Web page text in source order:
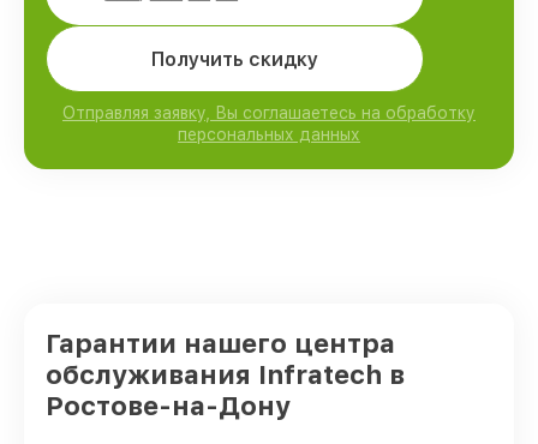
Получить скидку
Отправляя заявку, Вы соглашаетесь на обработку
персональных данных
Гарантии нашего центра
обслуживания Infratech в
Ростове-на-Дону